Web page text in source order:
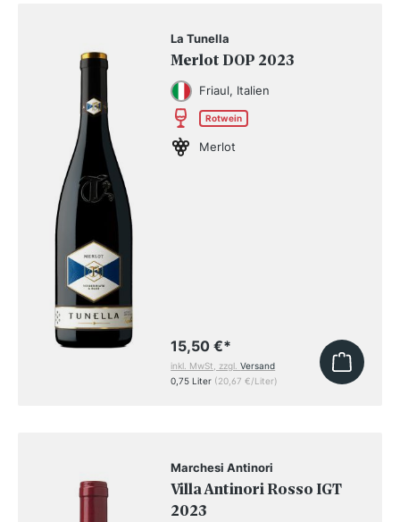
La Tunella
Merlot DOP 2023
Friaul, Italien
Rotwein
Merlot
15,50 €*
inkl. MwSt, zzgl.Versand
0,75 Liter (20,67 €/Liter)
Marchesi Antinori
Villa Antinori Rosso IGT
2023